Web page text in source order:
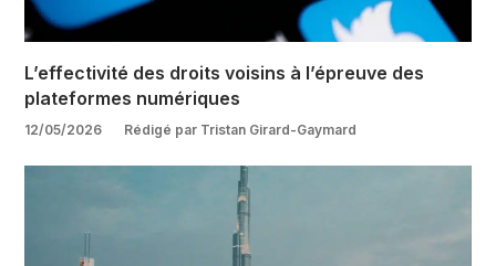
L’effectivité des droits voisins à l’épreuve des
plateformes numériques
12/05/2026 Rédigé par Tristan Girard-Gaymard